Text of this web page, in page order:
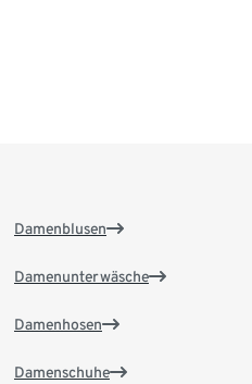
Damenblusen
Damenunterwäsche
Damenhosen
Damenschuhe